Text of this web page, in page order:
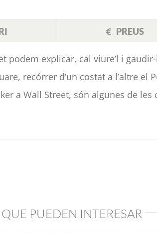
PREUS
podem explicar, cal viure’l i
recórrer d’un costat a l’altre el
a Wall Street, són algunes de les
PUEDEN INTERESAR